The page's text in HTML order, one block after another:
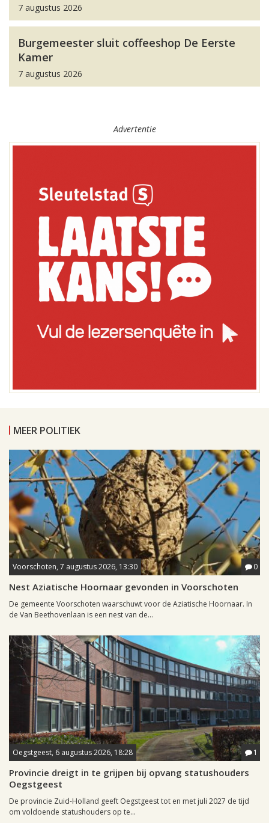
7 augustus 2026
Burgemeester sluit coffeeshop De Eerste
Kamer
7 augustus 2026
Advertentie
MEER POLITIEK
Voorschoten, 7 augustus 2026, 13:30 0
Nest Aziatische Hoornaar gevonden in Voorschoten
De gemeente Voorschoten waarschuwt voor de Aziatische Hoornaar. In
de Van Beethovenlaan is een nest van de...
Oegstgeest, 6 augustus 2026, 18:28 1
Provincie dreigt in te grijpen bij opvang statushouders
Oegstgeest
De provincie Zuid-Holland geeft Oegstgeest tot en met juli 2027 de tijd
om voldoende statushouders op te...